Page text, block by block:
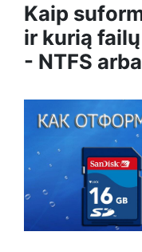
Kaip
ir kurią
- NTFS